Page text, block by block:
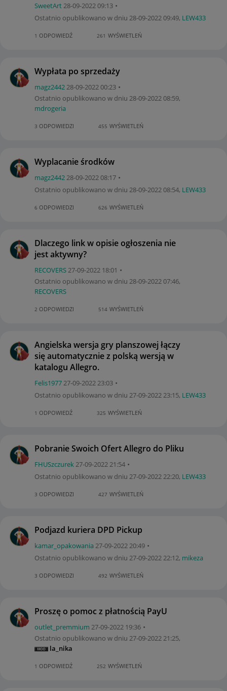
SweetArt‎28-09-202209:13
Ostatnio opublikowano w dniu ‎28-09-202209:49, LEW433
1 ODPOWIEDŹ 261 WYŚWIETLEŃ
Wypłata po sprzedaży
magz2442‎28-09-202200:23
Ostatnio opublikowano w dniu ‎28-09-202208:59,
mdrogeria
3 ODPOWIEDZI 455 WYŚWIETLEŃ
Wyplacanie środków
magz2442‎28-09-202208:17
Ostatnio opublikowano w dniu ‎28-09-202208:54, LEW433
6 ODPOWIEDZI 626 WYŚWIETLEŃ
Dlaczego link w opisie ogłoszenia nie
jest aktywny?
RECOVERS‎27-09-2022 18:01
Ostatnio opublikowano w dniu ‎28-09-202207:46,
RECOVERS
2 ODPOWIEDZI 514 WYŚWIETLEŃ
Angielska wersja gry planszowej łączy
się automatycznie z polską wersją w
katalogu Allegro.
Felis1977‎27-09-202223:03
Ostatnio opublikowano w dniu ‎27-09-202223:15, LEW433
1 ODPOWIEDŹ 325 WYŚWIETLEŃ
Pobranie Swoich Ofert Allegro do Pliku
FHUSzczurek‎27-09-202221:54
Ostatnio opublikowano w dniu ‎27-09-202222:20, LEW433
3 ODPOWIEDZI 427 WYŚWIETLEŃ
Podjazd kuriera DPD Pickup
kamar_opakowania ‎27-09-202220:49
Ostatnio opublikowano w dniu ‎27-09-202222:12, mikeza
3 ODPOWIEDZI 492 WYŚWIETLEŃ
Proszę o pomoc z płatnością PayU
outlet_premmium ‎27-09-2022 19:36
Ostatnio opublikowano w dniu ‎27-09-202221:25,
la_nika
1 ODPOWIEDŹ 252 WYŚWIETLEŃ